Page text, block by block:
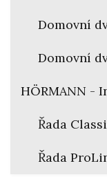
Domovní
Domovní
HÖRMANN -
Řada
Řada